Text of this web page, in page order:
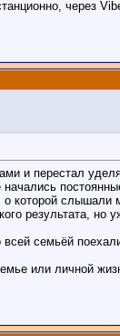
через
и перестал
которой
результата,
семьёй
или личной